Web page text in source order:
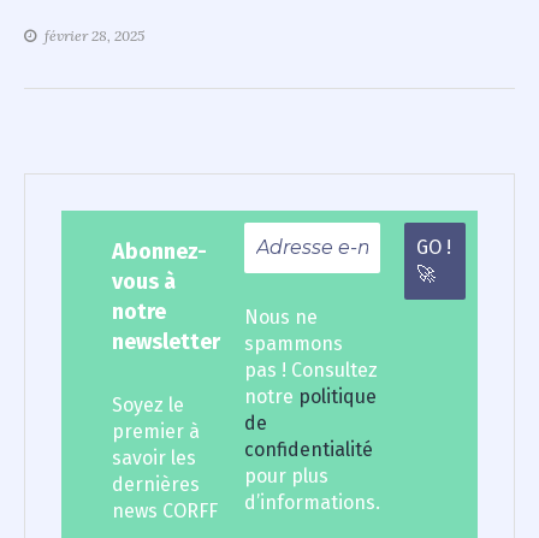
février 28, 2025
Abonnez-
vous à
notre
newsletter
Soyez le
premier à
savoir les
dernières
news CORFF
Nous ne
spammons
pas ! Consultez
notre politique
de
confidentialité
pour plus
d’informations.